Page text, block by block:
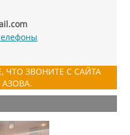
ЧТО ЗВОНИТЕ С САЙТА
АЗОВА.